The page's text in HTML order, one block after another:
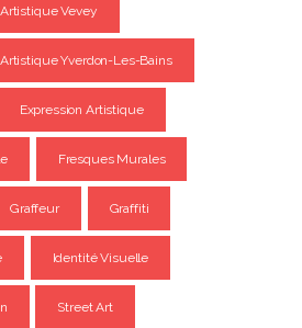
Vevey
Yverdon-Les-Bains
Expression Artistique
Fresques Murales
Graffeur Graffiti
Identité Visuelle
Street Art